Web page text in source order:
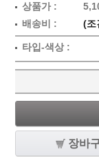
상품가 :
배송비 :
(조
타입-색상 :
장바